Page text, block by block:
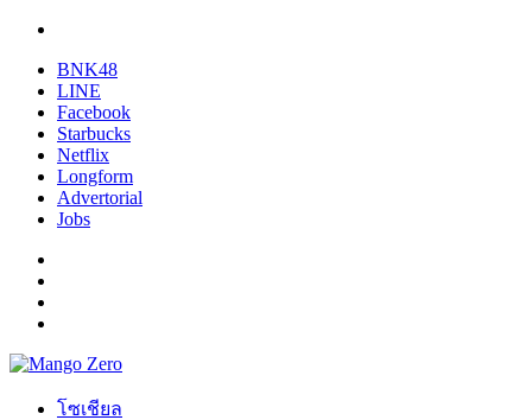
BNK48
LINE
Facebook
Starbucks
Netflix
Longform
Advertorial
Jobs
โซเชียล